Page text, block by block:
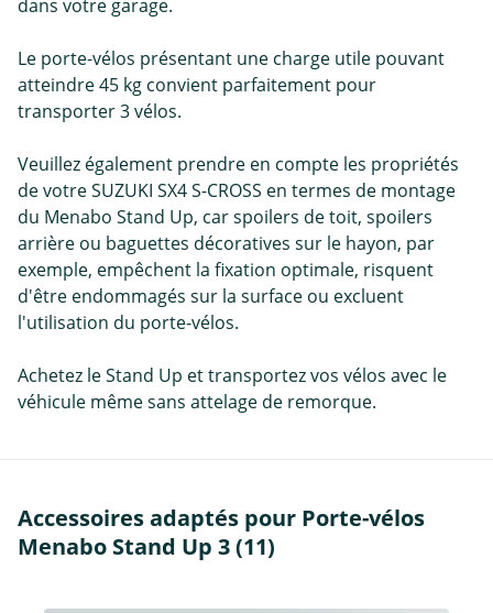
dans votre garage.
Le porte-vélos présentant une charge utile pouvant
atteindre 45 kg convient parfaitement pour
transporter 3 vélos.
Veuillez également prendre en compte les propriétés
de votre SUZUKI SX4 S-CROSS en termes de montage
du Menabo Stand Up, car spoilers de toit, spoilers
arrière ou baguettes décoratives sur le hayon, par
exemple, empêchent la fixation optimale, risquent
d'être endommagés sur la surface ou excluent
l'utilisation du porte-vélos.
Achetez le Stand Up et transportez vos vélos avec le
véhicule même sans attelage de remorque.
Accessoires adaptés pour Porte-vélos
Menabo Stand Up 3 (11)